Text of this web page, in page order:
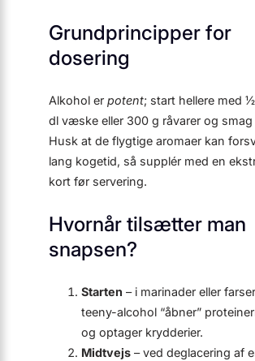
Grundprincipper for
dosering
Alkohol er potent; start hellere med
dl væske eller 300 g råvarer og smag
Husk at de flygtige aromaer kan
lang kogetid, så supplér med en
kort før servering.
Hvornår tilsætter man
snapsen?
Starten – i marinader eller
teeny-alcohol “åbner”
og optager krydderier.
Midtvejs – ved deglacering af